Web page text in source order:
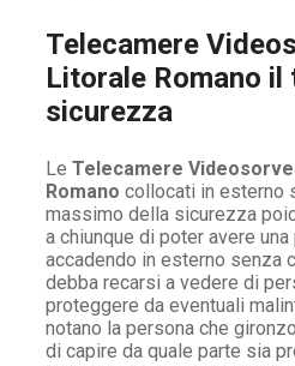
Telecamere
Litorale Romano il
sicurezza
Le Telecamere
Romano collocati in esterno
massimo della sicurezza
a chiunque di poter avere
accadendo in esterno senza
debba recarsi a vedere di
proteggere da eventuali
notano la persona che
di capire da quale parte sia